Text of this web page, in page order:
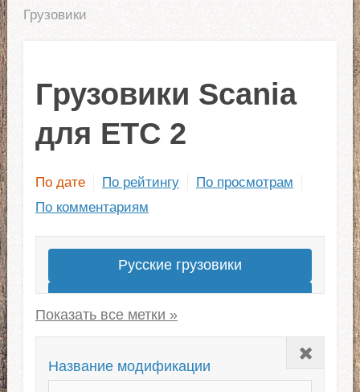
Грузовики
Грузовики Scania
для ЕТС 2
По дате По рейтингу
По просмотрам
По комментариям
Русские грузовики
Лучшие моды грузовиков
Американские
Закрыть
Название модификации